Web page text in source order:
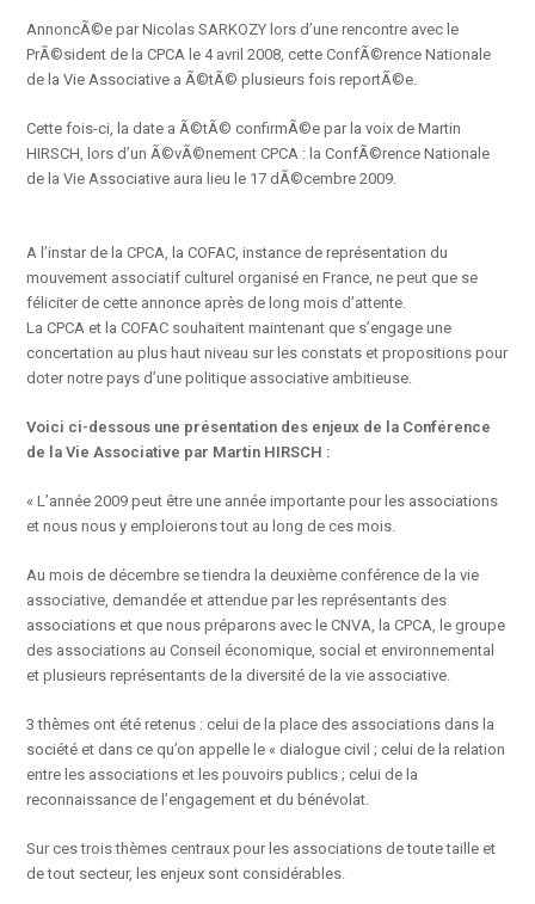
AnnoncÃ©e par Nicolas SARKOZY lors d’une rencontre avec le
PrÃ©sident de la CPCA le 4 avril 2008, cette ConfÃ©rence Nationale
de la Vie Associative a Ã©tÃ© plusieurs fois reportÃ©e.
Cette fois-ci, la date a Ã©tÃ© confirmÃ©e par la voix de Martin
HIRSCH, lors d’un Ã©vÃ©nement CPCA : la ConfÃ©rence Nationale
de la Vie Associative aura lieu le 17 dÃ©cembre 2009.
A l’instar de la CPCA, la COFAC, instance de représentation du
mouvement associatif culturel organisé en France, ne peut que se
féliciter de cette annonce après de long mois d’attente.
La CPCA et la COFAC souhaitent maintenant que s’engage une
concertation au plus haut niveau sur les constats et propositions pour
doter notre pays d’une politique associative ambitieuse.
Voici ci-dessous une présentation des enjeux de la Conférence
de la Vie Associative par Martin HIRSCH :
« L’année 2009 peut être une année importante pour les associations
et nous nous y emploierons tout au long de ces mois.
Au mois de décembre se tiendra la deuxième conférence de la vie
associative, demandée et attendue par les représentants des
associations et que nous préparons avec le CNVA, la CPCA, le groupe
des associations au Conseil économique, social et environnemental
et plusieurs représentants de la diversité de la vie associative.
3 thèmes ont été retenus : celui de la place des associations dans la
société et dans ce qu’on appelle le « dialogue civil ; celui de la relation
entre les associations et les pouvoirs publics ; celui de la
reconnaissance de l’engagement et du bénévolat.
Sur ces trois thèmes centraux pour les associations de toute taille et
de tout secteur, les enjeux sont considérables.